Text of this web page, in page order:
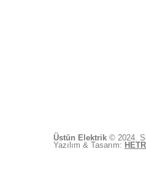
Üstün Elektrik © 2024.
Yazılım & Tasarım: